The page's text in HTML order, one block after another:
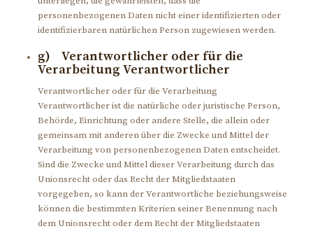
personenbezogenen Daten nicht einer identifizierten oder
identifizierbaren natürlichen Person zugewiesen werden.
g) Verantwortlicher oder für die
Verarbeitung Verantwortlicher
Verantwortlicher oder für die Verarbeitung
Verantwortlicher ist die natürliche oder juristische Person,
Behörde, Einrichtung oder andere Stelle, die allein oder
gemeinsam mit anderen über die Zwecke und Mittel der
Verarbeitung von personenbezogenen Daten entscheidet.
Sind die Zwecke und Mittel dieser Verarbeitung durch das
Unionsrecht oder das Recht der Mitgliedstaaten
vorgegeben, so kann der Verantwortliche beziehungsweise
können die bestimmten Kriterien seiner Benennung nach
dem Unionsrecht oder dem Recht der Mitgliedstaaten